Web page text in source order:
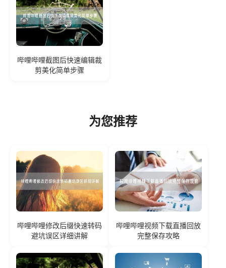
哔哩哔哩截图后快速编辑裁
剪美化简单步骤
为您推荐
哔哩哔哩修改后缀快速转码
避坑误区详细讲解
哔哩哔哩视频下载直播回放
完整保存攻略